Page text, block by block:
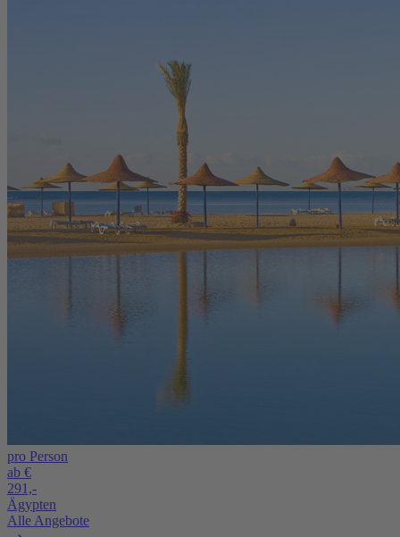
pro Person
ab €
291,-
Ägypten
Alle Angebote